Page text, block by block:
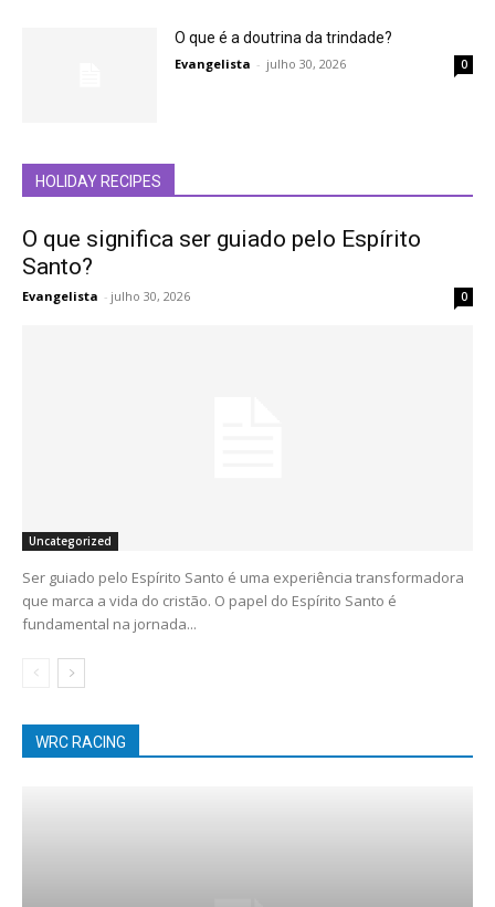
O que é a doutrina da trindade?
Evangelista - julho 30, 2026 0
HOLIDAY RECIPES
O que significa ser guiado pelo Espírito
Santo?
Evangelista - julho 30, 2026 0
Uncategorized
Ser guiado pelo Espírito Santo é uma experiência transformadora
que marca a vida do cristão. O papel do Espírito Santo é
fundamental na jornada...
WRC RACING